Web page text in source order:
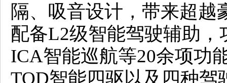
隔、吸音设计，带来超越
配备L2级智能驾驶辅助
ICA智能巡航等20余项功
TOD智能四驱以及四种